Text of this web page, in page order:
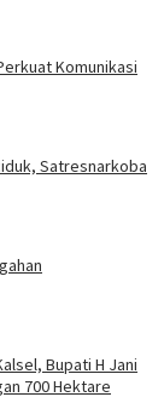
Komunikasi
Satresnarkoba
Bupati H Jani
700 Hektare